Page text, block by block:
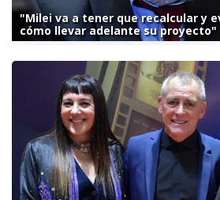
"Milei va a tener que recalcular y
cómo llevar adelante su proyecto"